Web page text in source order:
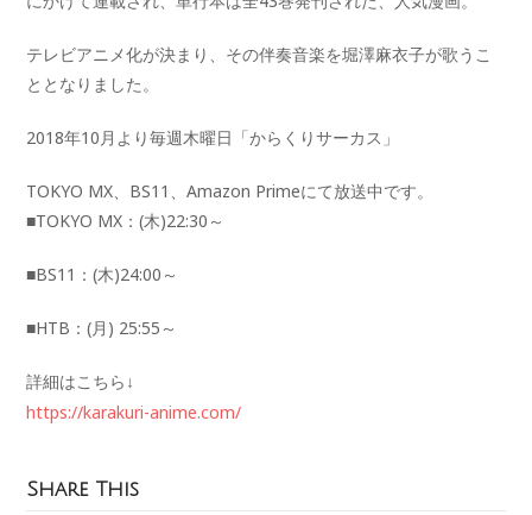
テレビアニメ化が決まり、その伴奏音楽を堀澤麻衣子が歌うこ
ととなりました。
2018年10月より毎週木曜日「からくりサーカス」
TOKYO MX、BS11、Amazon Primeにて放送中です。
■TOKYO MX：(木)22:30～
■BS11：(木)24:00～
■HTB：(月) 25:55～
詳細はこちら↓
https://karakuri-anime.com/
Share This